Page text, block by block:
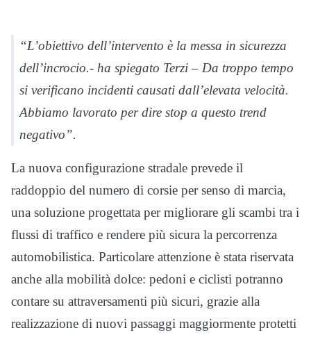
“L’obiettivo dell’intervento è la messa in sicurezza
dell’incrocio.- ha spiegato Terzi – Da troppo tempo
si verificano incidenti causati dall’elevata velocità.
Abbiamo lavorato per dire stop a questo trend
negativo”.
La nuova configurazione stradale prevede il
raddoppio del numero di corsie per senso di marcia,
una soluzione progettata per migliorare gli scambi tra i
flussi di traffico e rendere più sicura la percorrenza
automobilistica. Particolare attenzione è stata riservata
anche alla mobilità dolce: pedoni e ciclisti potranno
contare su attraversamenti più sicuri, grazie alla
realizzazione di nuovi passaggi maggiormente protetti